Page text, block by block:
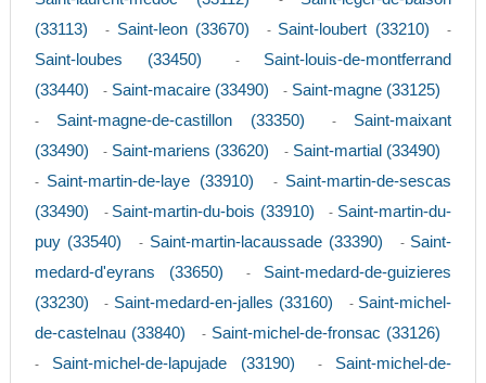
(33113)
- Saint-leon (33670) - Saint-loubert (33210) -
Saint-loubes (33450) - Saint-louis-de-montferrand
(33440)
- Saint-macaire (33490) - Saint-magne (33125)
- Saint-magne-de-castillon (33350) - Saint-maixant
(33490)
- Saint-mariens (33620) - Saint-martial (33490)
- Saint-martin-de-laye (33910) - Saint-martin-de-sescas
(33490)
- Saint-martin-du-bois (33910) - Saint-martin-du-
puy (33540)
- Saint-martin-lacaussade (33390) - Saint-
medard-d'eyrans (33650)
- Saint-medard-de-guizieres
(33230)
- Saint-medard-en-jalles (33160) - Saint-michel-
de-castelnau (33840)
- Saint-michel-de-fronsac (33126)
- Saint-michel-de-lapujade (33190) - Saint-michel-de-